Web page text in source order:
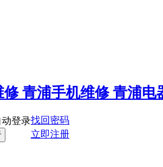
动登录找回密码
立即注册